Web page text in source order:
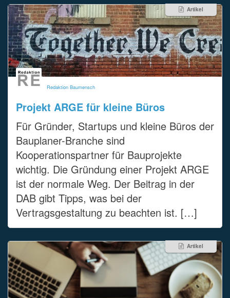
Artikel
Redaktion Baumensch
Projekt ARGE für kleine Büros
Für Gründer, Startups und kleine Büros der
Bauplaner-Branche sind
Kooperationspartner für Bauprojekte
wichtig. Die Gründung einer Projekt ARGE
ist der normale Weg. Der Beitrag in der
DAB gibt Tipps, was bei der
Vertragsgestaltung zu beachten ist. […]
Artikel